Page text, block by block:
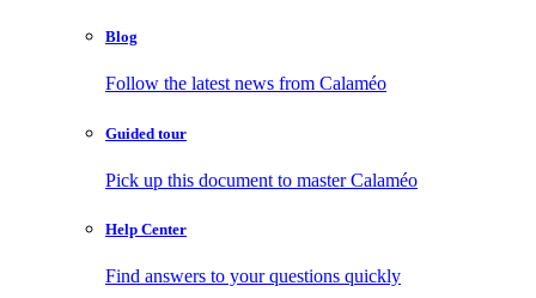
Blog
Follow the latest news from Calaméo
Guided tour
Pick up this document to master Calaméo
Help Center
Find answers to your questions quickly